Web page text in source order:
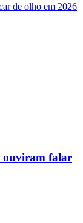
de olho em 2026
ouviram falar